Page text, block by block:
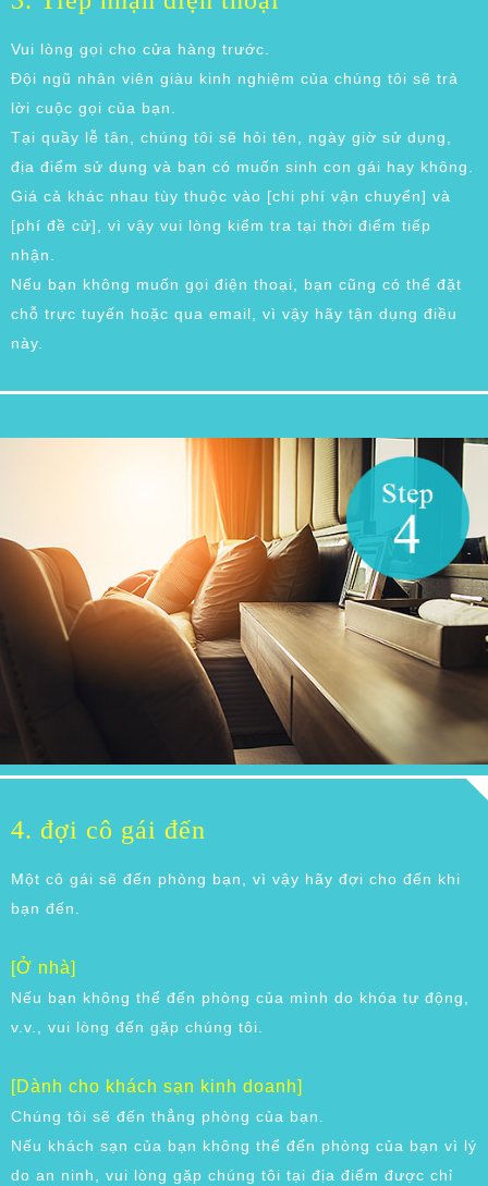
Vui lòng gọi cho cửa hàng trước.
Đội ngũ nhân viên giàu kinh nghiệm của chúng tôi sẽ trả
lời cuộc gọi của bạn.
Tại quầy lễ tân, chúng tôi sẽ hỏi tên, ngày giờ sử dụng,
địa điểm sử dụng và bạn có muốn sinh con gái hay không.
Giá cả khác nhau tùy thuộc vào [chi phí vận chuyển] và
[phí đề cử], vì vậy vui lòng kiểm tra tại thời điểm tiếp
nhận.
Nếu bạn không muốn gọi điện thoại, bạn cũng có thể đặt
chỗ trực tuyến hoặc qua email, vì vậy hãy tận dụng điều
này.
4. đợi cô gái đến
Một cô gái sẽ đến phòng bạn, vì vậy hãy đợi cho đến khi
bạn đến.
[Ở nhà]
Nếu bạn không thể đến phòng của mình do khóa tự động,
v.v., vui lòng đến gặp chúng tôi.
[Dành cho khách sạn kinh doanh]
Chúng tôi sẽ đến thẳng phòng của bạn.
Nếu khách sạn của bạn không thể đến phòng của bạn vì lý
do an ninh, vui lòng gặp chúng tôi tại địa điểm được chỉ